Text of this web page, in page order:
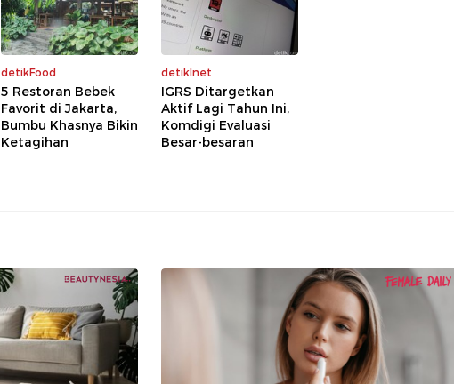
detikFood
5 Restoran Bebek
Favorit di Jakarta,
Bumbu Khasnya Bikin
Ketagihan
detikInet
IGRS Ditargetkan
Aktif Lagi Tahun Ini,
Komdigi Evaluasi
Besar-besaran